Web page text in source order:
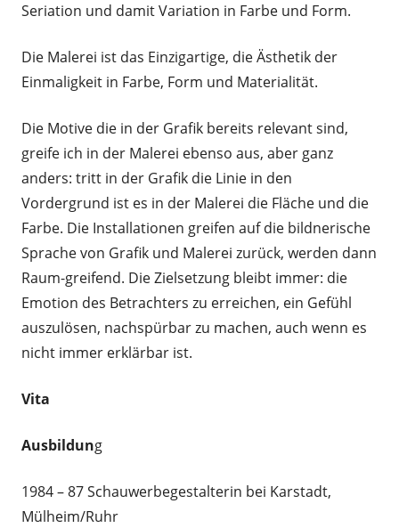
Seriation und damit Variation in Farbe und Form.
Die Malerei ist das Einzigartige, die Ästhetik der
Einmaligkeit in Farbe, Form und Materialität.
Die Motive die in der Grafik bereits relevant sind,
greife ich in der Malerei ebenso aus, aber ganz
anders: tritt in der Grafik die Linie in den
Vordergrund ist es in der Malerei die Fläche und die
Farbe. Die Installationen greifen auf die bildnerische
Sprache von Grafik und Malerei zurück, werden dann
Raum-greifend. Die Zielsetzung bleibt immer: die
Emotion des Betrachters zu erreichen, ein Gefühl
auszulösen, nachspürbar zu machen, auch wenn es
nicht immer erklärbar ist.
Vita
Ausbildung
1984 – 87 Schauwerbegestalterin bei Karstadt,
Mülheim/Ruhr